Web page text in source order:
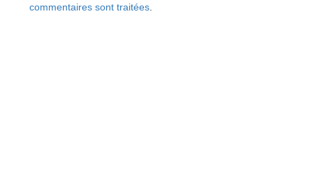
commentaires sont traitées